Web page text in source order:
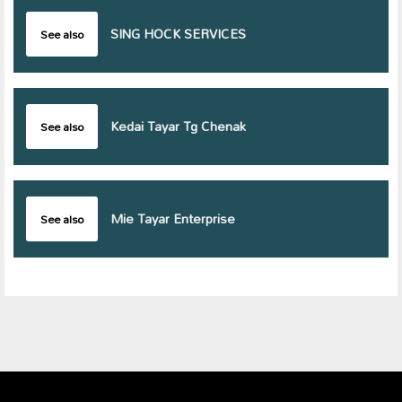
See also SING HOCK SERVICES
See also Kedai Tayar Tg Chenak
See also Mie Tayar Enterprise